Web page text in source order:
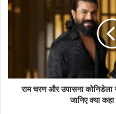
राम चरण और उपासना कोनिडेला
जानिए क्या